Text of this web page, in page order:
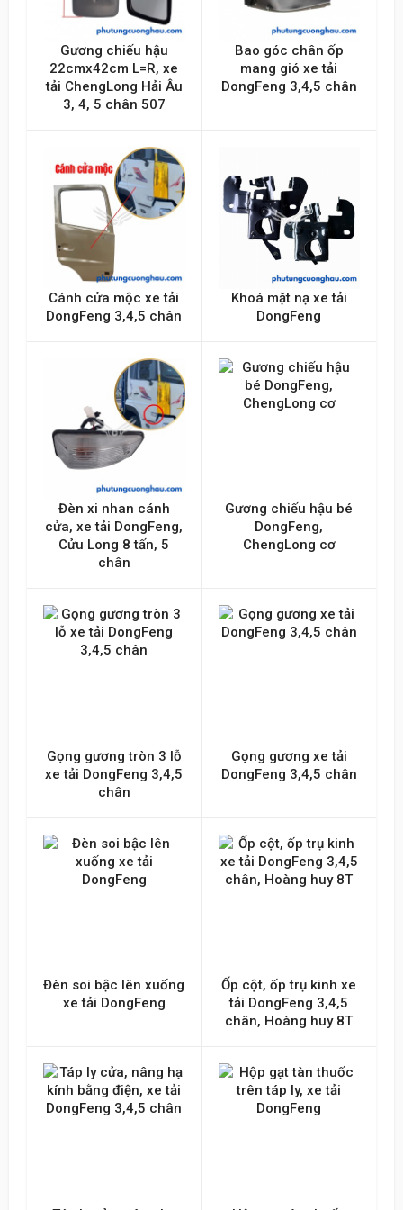
Gửi lên
Gương chiếu hậu
22cmx42cm L=R, xe
tải ChengLong Hải Âu
3, 4, 5 chân 507
Bao góc chân ốp
mang gió xe tải
DongFeng 3,4,5 chân
Cánh cửa mộc xe tải
DongFeng 3,4,5 chân
Khoá mặt nạ xe tải
DongFeng
Đèn xi nhan cánh
cửa, xe tải DongFeng,
Cửu Long 8 tấn, 5
chân
Gương chiếu hậu bé
DongFeng,
ChengLong cơ
Gọng gương tròn 3 lỗ
xe tải DongFeng 3,4,5
chân
Gọng gương xe tải
DongFeng 3,4,5 chân
Đèn soi bậc lên xuống
xe tải DongFeng
Ốp cột, ốp trụ kinh xe
tải DongFeng 3,4,5
chân, Hoàng huy 8T